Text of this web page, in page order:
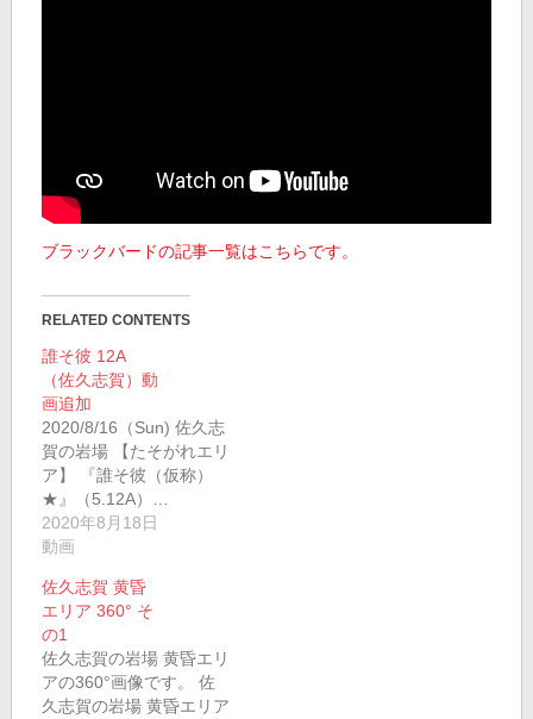
ブラックバードの記事一覧はこちらです。
RELATED CONTENTS
誰そ彼 12A
（佐久志賀）動
画追加
2020/8/16（Sun) 佐久志
賀の岩場 【たそがれエリ
ア】 『誰そ彼（仮称）
★』（5.12A）…
2020年8月18日
動画
佐久志賀 黄昏
エリア 360° そ
の1
佐久志賀の岩場 黄昏エリ
アの360°画像です。 佐
久志賀の岩場 黄昏エリア